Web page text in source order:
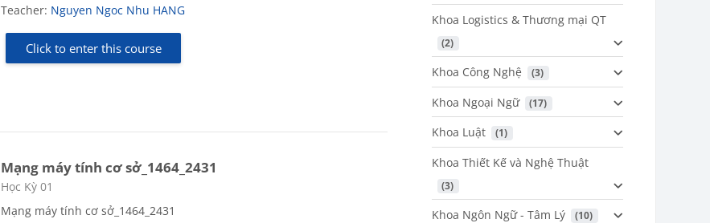
Teacher: Nguyen Ngoc Nhu HANG
Click to enter this course
Mạng máy tính cơ sở_1464_2431
Course category
Học Kỳ 01
Mạng máy tính cơ sở_1464_2431
Khoa Logistics & Thương mại QT
(2)
Khoa Công Nghệ (3)
Khoa Ngoại Ngữ (17)
Khoa Luật (1)
Khoa Thiết Kế và Nghệ Thuật
(3)
Khoa Ngôn Ngữ - Tâm Lý (10)